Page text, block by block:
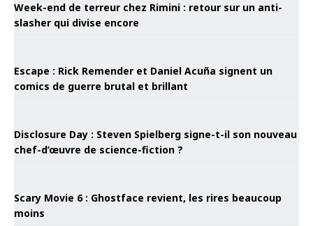
Week-end de terreur chez Rimini : retour sur un anti-
slasher qui divise encore
Escape : Rick Remender et Daniel Acuña signent un
comics de guerre brutal et brillant
Disclosure Day : Steven Spielberg signe-t-il son nouveau
chef-d’œuvre de science-fiction ?
Scary Movie 6 : Ghostface revient, les rires beaucoup
moins